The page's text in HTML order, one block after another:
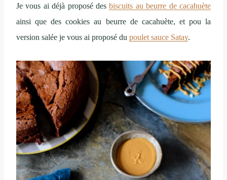
Je vous ai déjà proposé desbiscuits au beurre de cacahuète
ainsi que des cookies au beurre de cacahuète, et pou la
version salée je vous ai proposé du poulet sauce Satay.